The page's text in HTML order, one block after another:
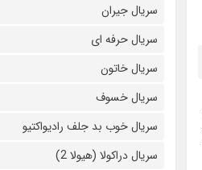
سریال جیران
سریال حرفه ای
سریال خاتون
سریال خسوف
سریال خوب بد جلف رادیواکتیو
سریال دراکولا (هیولا 2)